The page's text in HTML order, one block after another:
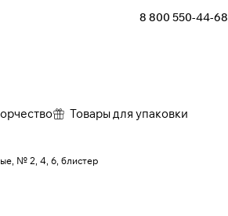
8 800 550-44-68
Товары для упаковки
№ 2, 4, 6, блистер